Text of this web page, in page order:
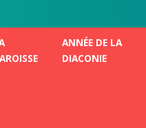
ANNÉE DE LA
DIACONIE